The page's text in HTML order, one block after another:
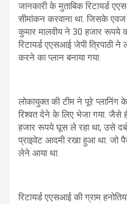
जानकारी के मुताबिक रिटायर्ड
सीमांकन करवाना था. जिसके
कुमार मालवीय ने 30 हजार रूपये
रिटायर्ड एएसआई जेपी त्रिपाठी
करने का प्लान बनाया गया.
लोकायुक्त की टीम ने पूरे
रिश्वत देने के लिए भेजा गया. जैसे
हजार रूपये घूस ले रहा था, उसे
प्राइवेट आदमी रखा हुआ था. जो
लेने आया था.
रिटायर्ड एएसआई की ग्राम